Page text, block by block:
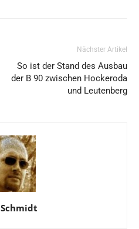
Nächster Artikel
So ist der Stand des Ausbau
der B 90 zwischen Hockeroda
und Leutenberg